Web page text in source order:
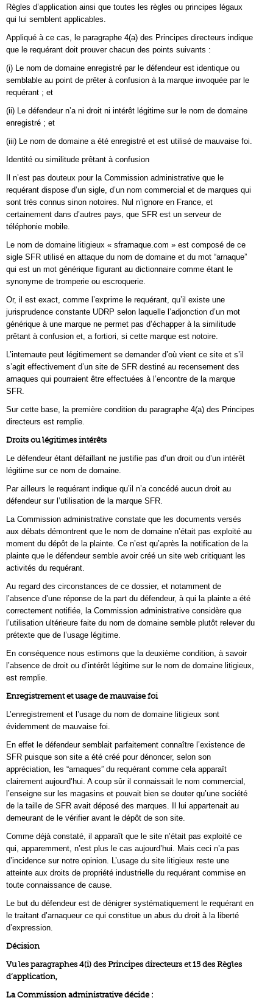
Règles d’application ainsi que toutes les règles ou principes légaux
qui lui semblent applicables.
Appliqué à ce cas, le paragraphe 4(a) des Principes directeurs indique
que le requérant doit prouver chacun des points suivants :
(i) Le nom de domaine enregistré par le défendeur est identique ou
semblable au point de prêter à confusion à la marque invoquée par le
requérant ; et
(ii) Le défendeur n’a ni droit ni intérêt légitime sur le nom de domaine
enregistré ; et
(iii) Le nom de domaine a été enregistré et est utilisé de mauvaise foi.
Identité ou similitude prêtant à confusion
Il n’est pas douteux pour la Commission administrative que le
requérant dispose d’un sigle, d’un nom commercial et de marques qui
sont très connus sinon notoires. Nul n’ignore en France, et
certainement dans d’autres pays, que SFR est un serveur de
téléphonie mobile.
Le nom de domaine litigieux « sfrarnaque.com » est composé de ce
sigle SFR utilisé en attaque du nom de domaine et du mot “arnaque”
qui est un mot générique figurant au dictionnaire comme étant le
synonyme de tromperie ou escroquerie.
Or, il est exact, comme l’exprime le requérant, qu’il existe une
jurisprudence constante UDRP selon laquelle l’adjonction d’un mot
générique à une marque ne permet pas d’échapper à la similitude
prêtant à confusion et, a fortiori, si cette marque est notoire.
L’internaute peut légitimement se demander d’où vient ce site et s’il
s’agit effectivement d’un site de SFR destiné au recensement des
arnaques qui pourraient être effectuées à l’encontre de la marque
SFR.
Sur cette base, la première condition du paragraphe 4(a) des Principes
directeurs est remplie.
Droits ou légitimes intérêts
Le défendeur étant défaillant ne justifie pas d’un droit ou d’un intérêt
légitime sur ce nom de domaine.
Par ailleurs le requérant indique qu’il n’a concédé aucun droit au
défendeur sur l’utilisation de la marque SFR.
La Commission administrative constate que les documents versés
aux débats démontrent que le nom de domaine n’était pas exploité au
moment du dépôt de la plainte. Ce n’est qu’après la notification de la
plainte que le défendeur semble avoir créé un site web critiquant les
activités du requérant.
Au regard des circonstances de ce dossier, et notamment de
l’absence d’une réponse de la part du défendeur, à qui la plainte a été
correctement notifiée, la Commission administrative considère que
l’utilisation ultérieure faite du nom de domaine semble plutôt relever du
prétexte que de l’usage légitime.
En conséquence nous estimons que la deuxième condition, à savoir
l’absence de droit ou d’intérêt légitime sur le nom de domaine litigieux,
est remplie.
Enregistrement et usage de mauvaise foi
L’enregistrement et l’usage du nom de domaine litigieux sont
évidemment de mauvaise foi.
En effet le défendeur semblait parfaitement connaître l’existence de
SFR puisque son site a été créé pour dénoncer, selon son
appréciation, les “arnaques” du requérant comme cela apparaît
clairement aujourd’hui. A coup sûr il connaissait le nom commercial,
l’enseigne sur les magasins et pouvait bien se douter qu’une société
de la taille de SFR avait déposé des marques. Il lui appartenait au
demeurant de le vérifier avant le dépôt de son site.
Comme déjà constaté, il apparaît que le site n’était pas exploité ce
qui, apparemment, n’est plus le cas aujourd’hui. Mais ceci n’a pas
d’incidence sur notre opinion. L’usage du site litigieux reste une
atteinte aux droits de propriété industrielle du requérant commise en
toute connaissance de cause.
Le but du défendeur est de dénigrer systématiquement le requérant en
le traitant d’arnaqueur ce qui constitue un abus du droit à la liberté
d’expression.
Décision
Vu les paragraphes 4(i) des Principes directeurs et 15 des Règles
d’application,
La Commission administrative décide :